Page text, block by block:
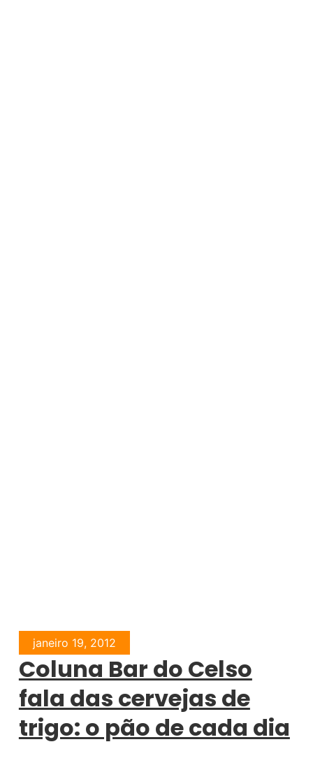
janeiro 19, 2012
Coluna Bar do Celso
fala das cervejas de
trigo: o pão de cada dia